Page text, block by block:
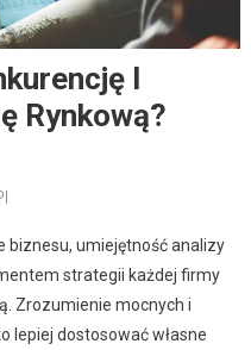
I
Rynkową?
biznesu, umiejętność analizy
strategii każdej firmy
Zrozumienie mocnych i
lepiej dostosować własne